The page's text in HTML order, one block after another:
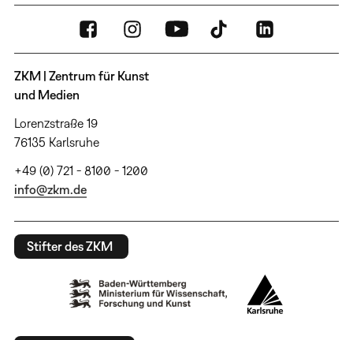
ZKM | Zentrum für Kunst
und Medien
Lorenzstraße 19
76135 Karlsruhe
+49 (0) 721 - 8100 - 1200
info@zkm.de
Stifter des ZKM